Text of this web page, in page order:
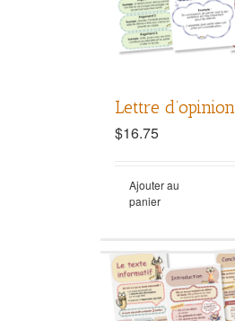
Lettre d’opinion
$16.75
Ajouter au
panier